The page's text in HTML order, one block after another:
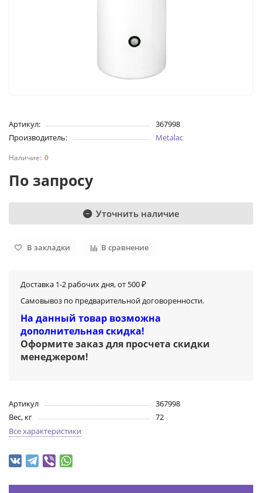
Артикул:
367998
Производитель:
Metalac
0
По запросу
Уточнить наличие
В закладки В сравнение
Доставка 1-2 рабочих дня, от 500 ₽
Самовывоз по предварительной договоренности.
На данный товар возможна
дополнительная скидка!
Оформите заказ для просчета скидки
менеджером!
Артикул
367998
Вес, кг
72
Все характеристики